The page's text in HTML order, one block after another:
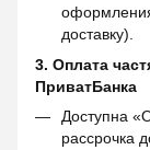
доставку).
3. Оплата
ПриватБанка
Доступна
рассрочка